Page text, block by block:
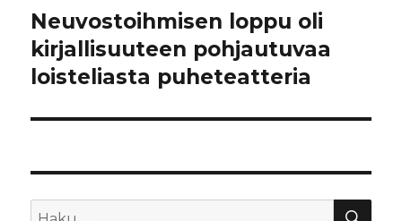
Seuraava
artikkeli:
Neuvostoihmisen loppu oli
kirjallisuuteen pohjautuvaa
loisteliasta puheteatteria
Etsi: